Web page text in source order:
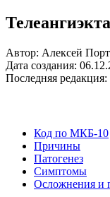
Автор: Алексей
Дата создания:
Последняя
Код по МКБ-10
Причины
Патогенез
Симптомы
Осложнения и